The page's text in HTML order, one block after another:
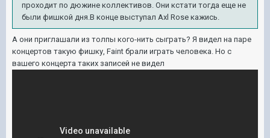
проходит по дюжине коллективов. Они кстати тогда еще не
были фишкой дня.В конце выступал Axl Rose кажись.
А они приглашали из толпы кого-нить сыграть? Я видел на паре
концертов такую фишку, Faint брали играть человека. Но с
вашего концерта таких записей не видел